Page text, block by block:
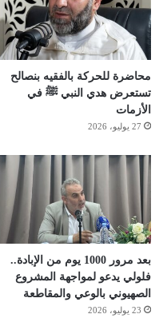
محاضرة للحركة بالفقيه بنصالح
تستعرض هدي النبي ﷺ في
الأزمات
27 يوليو، 2026
بعد مرور 1000 يوم من الإبادة..
فلولي يدعو لمواجهة المشروع
الصهيوني بالوعي والمقاطعة
23 يوليو، 2026